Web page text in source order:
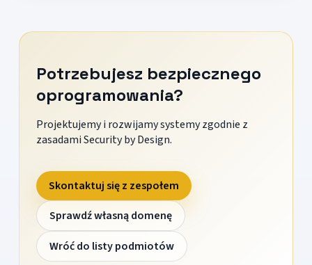
Potrzebujesz bezpiecznego
oprogramowania?
Projektujemy i rozwijamy systemy zgodnie z
zasadami Security by Design.
Skontaktuj się z zespołem
Sprawdź własną domenę
Wróć do listy podmiotów